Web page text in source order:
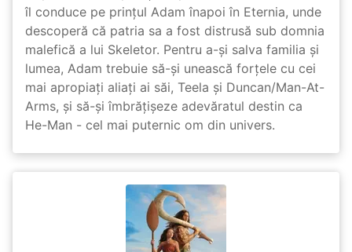
îl conduce pe prințul Adam înapoi în Eternia, unde
descoperă că patria sa a fost distrusă sub domnia
malefică a lui Skeletor. Pentru a-și salva familia și
lumea, Adam trebuie să-și unească forțele cu cei
mai apropiați aliați ai săi, Teela și Duncan/Man-At-
Arms, și să-și îmbrățișeze adevăratul destin ca
He-Man - cel mai puternic om din univers.